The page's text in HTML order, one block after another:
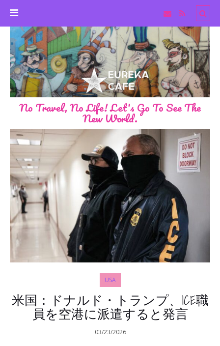
No Travel, No Life! Let's Go To See The
New World.
USA
米国：ドナルド・トランプ、ICE職
員を空港に派遣すると発言
03/23/2026